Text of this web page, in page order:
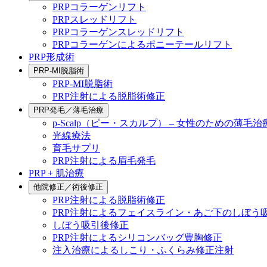
PRPコラーゲンリフト
PRPスレッドリフト
PRPコラーゲンスレッドリフト
PRPコラーゲンによるポニーテールリフト
PRP形成術
PRP-MI脱脂術
PRP-MI脱脂術
PRP注射による脱脂術修正
PRP発毛／薄毛治療
p-Scalp（ピー・スカルプ） – 女性のための薄毛治
光線療法
育毛サプリ
PRP注射による眉毛発毛
PRP + 肌治療
他院修正／術後修正
PRP注射による脱脂術修正
PRP注射によるフェイスライン・あご下のしぼう
しぼう吸引後修正
PRP注射によるシリコンバッグ豊胸修正
注入治療によるしこり・ふくらみ修正注射